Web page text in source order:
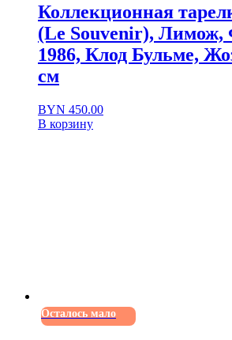
Коллекционная
(Le Souvenir), Лимож,
1986, Клод Бульме,
см
BYN 450.00
В корзину
Осталось мало